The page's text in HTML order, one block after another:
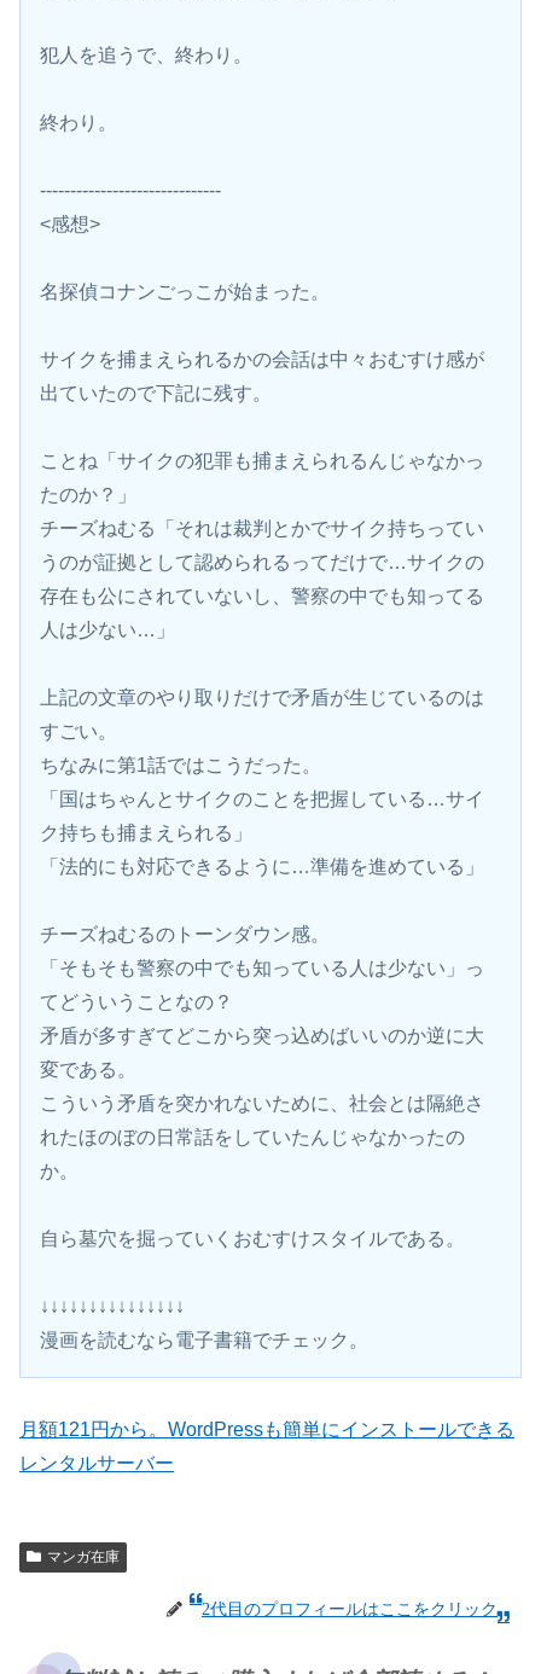
犯人を追うで、終わり。
終わり。
------------------------------
<感想>
名探偵コナンごっこが始まった。
サイクを捕まえられるかの会話は中々おむすけ感が
出ていたので下記に残す。
ことね「サイクの犯罪も捕まえられるんじゃなかっ
たのか？」
チーズねむる「それは裁判とかでサイク持ちってい
うのが証拠として認められるってだけで…サイクの
存在も公にされていないし、警察の中でも知ってる
人は少ない…」
上記の文章のやり取りだけで矛盾が生じているのは
すごい。
ちなみに第1話ではこうだった。
「国はちゃんとサイクのことを把握している…サイ
ク持ちも捕まえられる」
「法的にも対応できるように…準備を進めている」
チーズねむるのトーンダウン感。
「そもそも警察の中でも知っている人は少ない」っ
てどういうことなの？
矛盾が多すぎてどこから突っ込めばいいのか逆に大
変である。
こういう矛盾を突かれないために、社会とは隔絶さ
れたほのぼの日常話をしていたんじゃなかったの
か。
自ら墓穴を掘っていくおむすけスタイルである。
↓↓↓↓↓↓↓↓↓↓↓↓↓↓↓
漫画を読むなら電子書籍でチェック。
月額121円から。WordPressも簡単にインストールできる
レンタルサーバー
マンガ在庫
2代目のプロフィールはここをクリック